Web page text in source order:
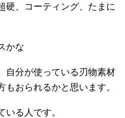
硬、コーティング、たまに
かな
自分が使っている刃物素材
おられるかと思います。
る人です。